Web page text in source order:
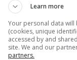
Learn more
Your personal data
(cookies, unique
accessed by and
site. We and our
partners.